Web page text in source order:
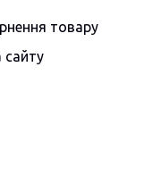
товару